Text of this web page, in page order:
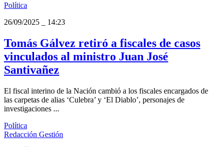
Política
26/09/2025
14:23
Tomás Gálvez retiró a fiscales de casos
vinculados al ministro Juan José
Santivañez
El fiscal interino de la Nación cambió a los fiscales encargados de
las carpetas de alias ‘Culebra’ y ‘El Diablo’, personajes de
investigaciones ...
Política
Redacción Gestión